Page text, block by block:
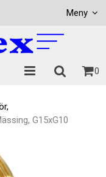
Meny
0
G15xG10